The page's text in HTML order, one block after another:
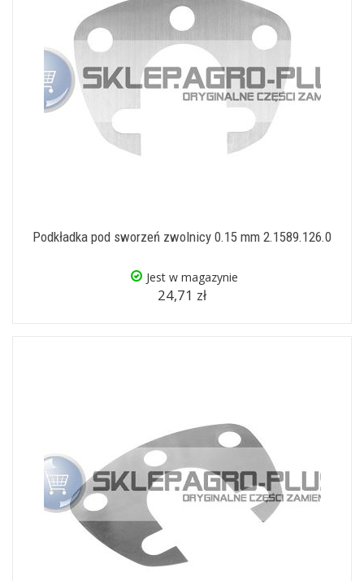
Podkładka pod sworzeń zwolnicy 0.15 mm 2.1589.126.0
Jest w magazynie
24,71 zł